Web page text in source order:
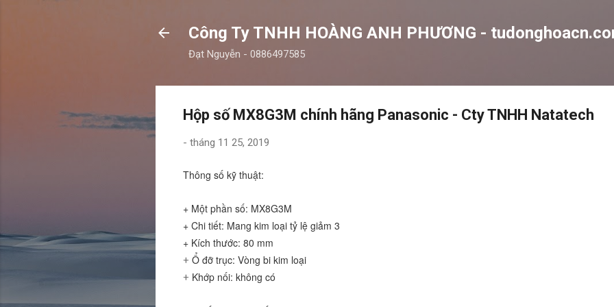
Công Ty TNHH HOÀNG ANH PHƯƠNG -
Đạt Nguyễn - 0886497585
Hộp số MX8G3M chính hãng Panasonic - Cty TNHH Natatech
- tháng 11 25, 2019
Thông số kỹ thuật:
+ Một phần số: MX8G3M
+ Chi tiết: Mang kim loại tỷ lệ giảm 3
+ Kích thước: 80 mm
+ Ổ đỡ trục: Vòng bi kim loại
+ Khớp nối: không có